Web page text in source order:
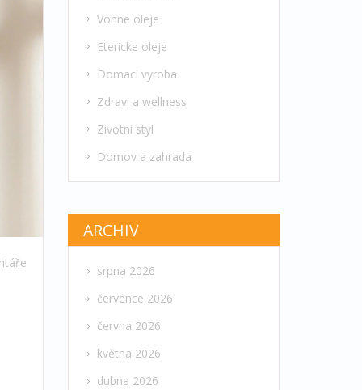
Vonne oleje
Etericke oleje
Domaci vyroba
Zdravi a wellness
Zivotni styl
Domov a zahrada
ARCHIV
srpna 2026
července 2026
června 2026
května 2026
dubna 2026